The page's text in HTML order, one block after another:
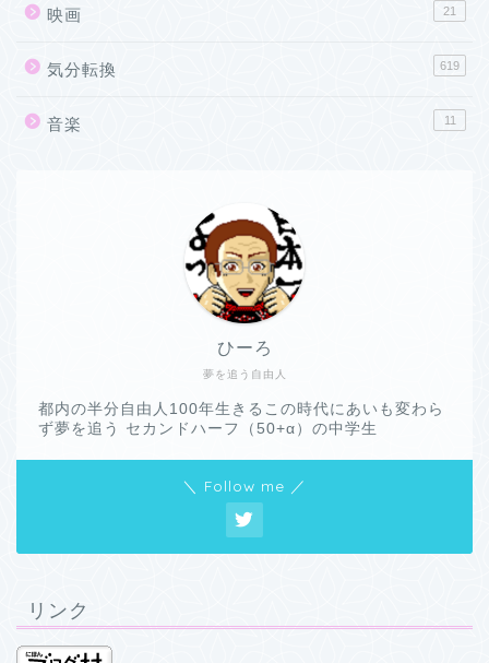
映画 21
気分転換 619
音楽 11
夢を追う自由人
ひーろ
都内の半分自由人100年生きるこの時代にあいも変わら
ず夢を追う セカンドハーフ（50+α）の中学生
＼ Follow me ／
リンク